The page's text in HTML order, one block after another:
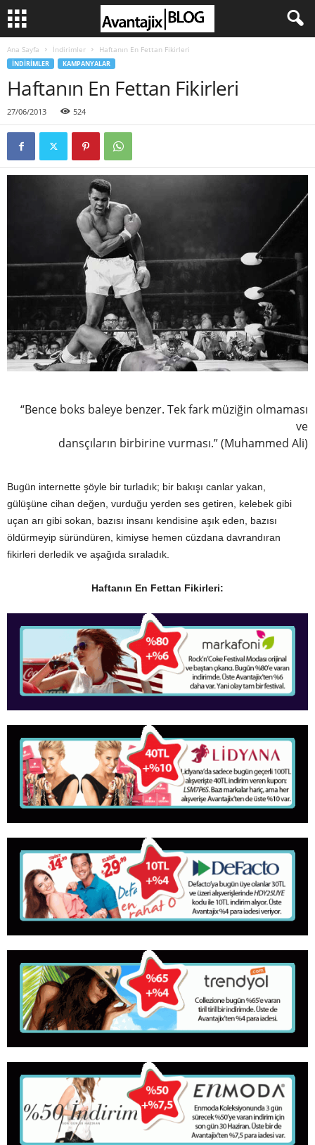
Ana Sayfa İndirimler Haftanın En Fettan Fikirleri
İNDIRIMLER KAMPANYALAR
Haftanın En Fettan Fikirleri
27/06/2013 524
“Bence boks baleye benzer. Tek fark müziğin olmaması
ve
dansçıların birbirine vurması.” (Muhammed Ali)
Bugün internette şöyle bir turladık; bir bakışı canlar yakan,
gülüşüne cihan değen, vurduğu yerden ses getiren, kelebek gibi
uçan arı gibi sokan, bazısı insanı kendisine aşık eden, bazısı
öldürmeyip süründüren, kimiyse hemen cüzdana davrandıran
fikirleri derledik ve aşağıda sıraladık.
Haftanın En Fettan Fikirleri: